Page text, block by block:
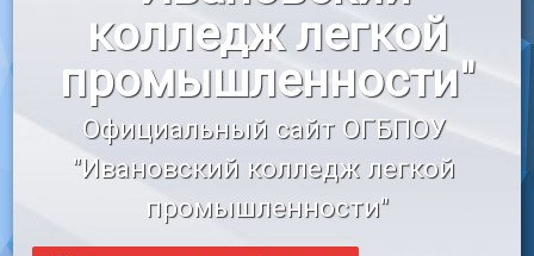
«Профессионалитет»
Образовательный кредит
колледж легкой
промышленности"
Официальный сайт ОГБПОУ
"Ивановский колледж легкой
промышленности"